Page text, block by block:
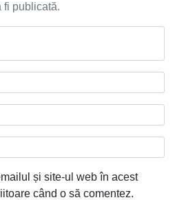
fi publicată.
și site-ul web în acest
când o să comentez.